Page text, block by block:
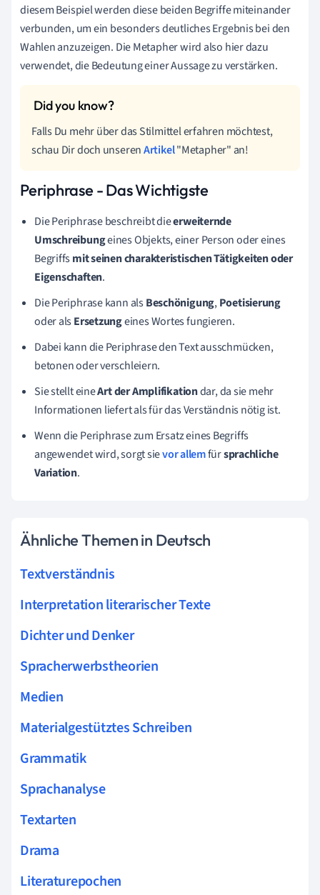
diesem Beispiel werden diese beiden Begriffe miteinander
verbunden, um ein besonders deutliches Ergebnis bei den
Wahlen anzuzeigen. Die Metapher wird also hier dazu
verwendet, die Bedeutung einer Aussage zu verstärken.
Falls Du mehr über das Stilmittel erfahren möchtest,
schau Dir doch unserenArtikel"Metapher" an!
Periphrase - Das Wichtigste
Die Periphrase beschreibt dieerweiternde
Umschreibungeines Objekts, einer Person oder eines
Begriffsmit seinen charakteristischen Tätigkeiten oder
Eigenschaften.
Die Periphrase kann alsBeschönigung,Poetisierung
oder alsErsetzungeines Wortes fungieren.
Dabei kann die Periphrase den Text ausschmücken,
betonen oder verschleiern.
Sie stellt eineArt der Amplifikationdar, da sie mehr
Informationen liefert als für das Verständnis nötig ist.
Wenn die Periphrase zum Ersatz eines Begriffs
angewendet wird, sorgt sievor allemfürsprachliche
Variation.
Ähnliche Themen in Deutsch
Textverständnis
Interpretation literarischer Texte
Dichter und Denker
Spracherwerbstheorien
Medien
Materialgestütztes Schreiben
Grammatik
Sprachanalyse
Textarten
Drama
Literaturepochen